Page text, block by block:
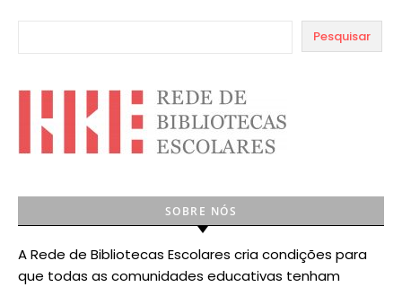
Pesquisar
SOBRE NÓS
A Rede de Bibliotecas Escolares cria condições para
que todas as comunidades educativas tenham